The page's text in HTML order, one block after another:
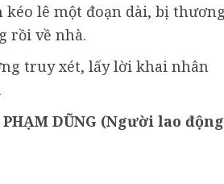
kéo lê một đoạn dài, bị
rồi về nhà.
truy xét, lấy lời khai nhân
DŨNG (Người lao